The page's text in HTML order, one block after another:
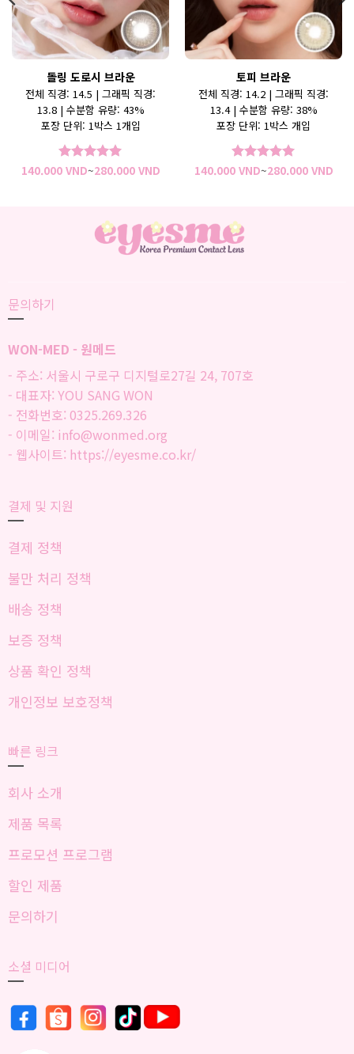
돌링 도로시 브라운
전체 직경: 14.5 | 그래픽 직경:
13.8 | 수분함 유량: 43%
포장 단위: 1박스 1개입
5 중에서 5
140.000 VND~280.000 VND가
토피 브라운
전체 직경: 14.2 | 그래픽 직경:
13.4 | 수분함 유량: 38%
포장 단위: 1박스 개입
5 중에서 5
140.000 VND~280.000 VND가
문의하기
WON-MED - 원메드
- 주소: 서울시 구로구 디지털로27길 24, 707호
- 대표자: YOU SANG WON
- 전화번호: 0325.269.326
- 이메일: info@wonmed.org
- 웹사이트: https://eyesme.co.kr/
결제 및 지원
결제 정책
불만 처리 정책
배송 정책
보증 정책
상품 확인 정책
개인정보 보호정책
빠른 링크
회사 소개
제품 목록
프로모션 프로그램
할인 제품
문의하기
소셜 미디어